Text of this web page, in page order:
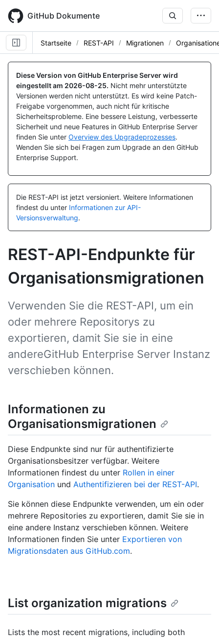
main
content
GitHub Dokumente
Startseite REST-API Migrationen
Diese Version von GitHub Enterprise Server wird
eingestellt am 2026-08-25. Nicht mehr unterstützte
Versionen werden nicht unterstützt. Es wird keine Patch-
Freigabe vorgenommen, auch nicht für kritische
Sicherheitsprobleme. Eine bessere Leistung, verbesserte
Sicherheit und neue Features in GitHub Enterprise Server
finden Sie unter Overview des Upgradeprozesses.
Wenden Sie sich bei Fragen zum Upgrade an den GitHub
Enterprise Support.
Die REST-API ist jetzt versioniert. Weitere Informationen
findest du unter Informationen zur API-
Versionsverwaltung.
REST-API-Endpunkte für
Organisationsmigrationen
Verwenden Sie die REST-API, um ein
oder mehrere Repositorys zu
exportieren, damit Sie sie in eine
andereGitHub Enterprise Server Instanz
verschieben können.
Informationen zu
Organisationsmigrationen
Diese Endpunkte sind nur für authentifizierte
Organisationsbesitzer verfügbar. Weitere
Informationen findest du unter Rollen in einer
Organisation und Authentifizieren bei der REST-API.
Sie können diese Endpunkte verwenden, um ein oder
mehrere Repositories zu exportieren, damit Sie sie in
eine andere Instanz verschieben können. Weitere
Informationen finden Sie unter Exportieren von
Migrationsdaten aus GitHub.com.
List organization migrations
Lists the most recent migrations, including both
Name, Typ,
BESCHREIBUNG
Name, Typ,
BESCHREIBUNG
Name, Typ,
BESCHREIBUNG
Name, Typ,
BESCHREIBUNG
Name, Typ,
BESCHREIBUNG
Name, Typ,
BESCHREIBUNG
Name, Typ,
BESCHREIBUNG
Name, Typ,
BESCHREIBUNG
Name, Typ,
BESCHREIBUNG
Name, Typ,
BESCHREIBUNG
Name, Typ,
BESCHREIBUNG
Name, Typ,
BESCHREIBUNG
Name, Typ,
BESCHREIBUNG
Name, Typ,
BESCHREIBUNG
Name, Typ,
BESCHREIBUNG
Name, Typ,
BESCHREIBUNG
Name, Typ,
BESCHREIBUNG
Name, Typ,
BESCHREIBUNG